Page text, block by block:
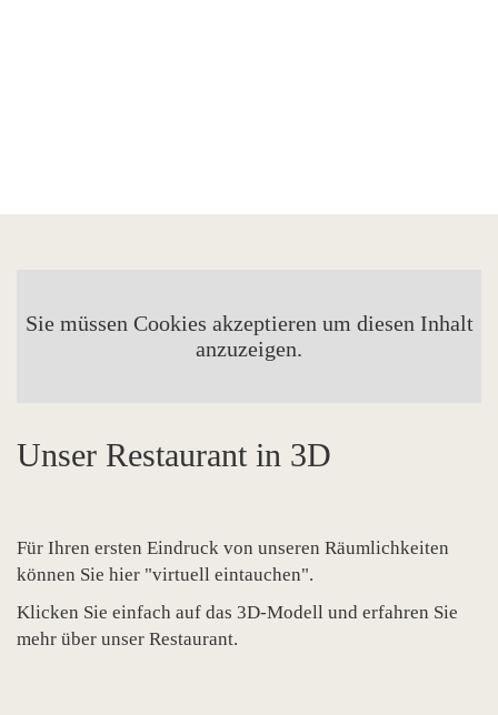
Sie müssen Cookies akzeptieren um diesen Inhalt
anzuzeigen.
Unser Restaurant in 3D
Für Ihren ersten Eindruck von unseren Räumlichkeiten
können Sie hier "virtuell eintauchen".
Klicken Sie einfach auf das 3D-Modell und erfahren Sie
mehr über unser Restaurant.